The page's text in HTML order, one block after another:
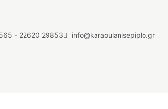
- 22620 29853 info@karaoulanisepiplo.gr